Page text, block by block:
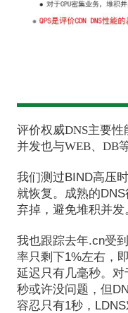
评价权威DNS主要性
并发也与WEB、DB
我们测过BIND高压
就恢复。成熟的
弃掉，避免堆积并发
我也跟踪去年.cn受
率只剩下1%左右，
延迟只有几毫秒。
秒或许没问题，但
容忍只有1秒，